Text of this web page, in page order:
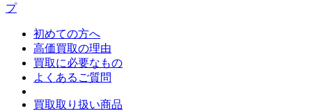
プ
初めての方へ
高価買取の理由
買取に必要なもの
よくあるご質問
買取取り扱い商品